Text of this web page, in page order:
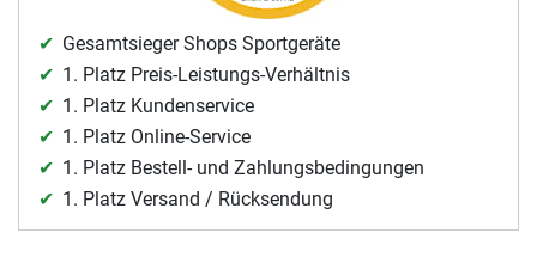
Gesamtsieger Shops Sportgeräte
1. Platz Preis-Leistungs-Verhältnis
1. Platz Kundenservice
1. Platz Online-Service
1. Platz Bestell- und Zahlungsbedingungen
1. Platz Versand / Rücksendung